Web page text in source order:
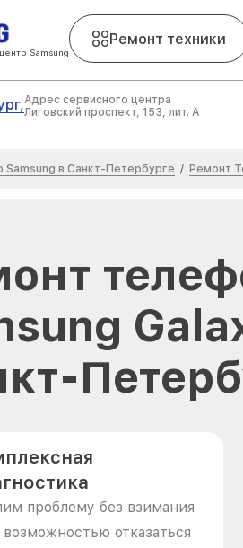
Samsung
Ремонт техники
Адрес сервисного центра
Лиговский проспект, 153, лит. А
Samsung в Санкт-Петербурге / Ремонт
проблему без взимания
отказаться